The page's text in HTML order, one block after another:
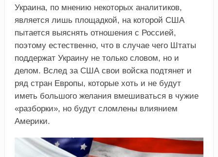
Украина, по мнению некоторых аналитиков,
является лишь площадкой, на которой США
пытается выяснять отношения с Россией,
поэтому естественно, что в случае чего Штаты
поддержат Украину не только словом, но и
делом. Вслед за США свои войска подтянет и
ряд стран Европы, которые хоть и не будут
иметь большого желания вмешиваться в чужие
«разборки», но будут сломлены влиянием
Америки.